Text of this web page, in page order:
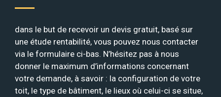
dans le but de recevoir un devis gratuit, basé sur
une étude rentabilité, vous pouvez nous contacter
via le formulaire ci-bas. N’hésitez pas à nous
donner le maximum d’informations concernant
votre demande, à savoir : la configuration de votre
toit, le type de bâtiment, le lieux où celui-ci se situe,